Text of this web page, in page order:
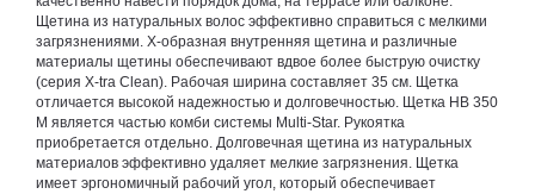
Щетина из натуральных волос эффективно справиться с мелкими
загрязнениями. Х-образная внутренняя щетина и различные
материалы щетины обеспечивают вдвое более быструю очистку
(серия X-tra Clean). Рабочая ширина составляет 35 см. Щетка
отличается высокой надежностью и долговечностью. Щетка HB 350
M является частью комби системы Multi-Star. Рукоятка
приобретается отдельно. Долговечная щетина из натуральных
материалов эффективно удаляет мелкие загрязнения. Щетка
имеет эргономичный рабочий угол, который обеспечивает